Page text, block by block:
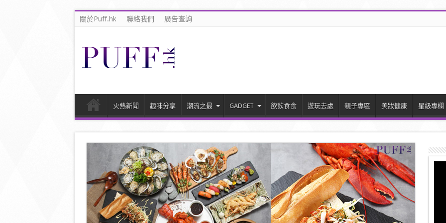
關於Puff.hk 聯絡我們 廣告查詢
火熱新聞 趣味分享 潮流之最 GADGET 飲飲食食 遊玩去處 親子專區 美妝健康 星級專欄